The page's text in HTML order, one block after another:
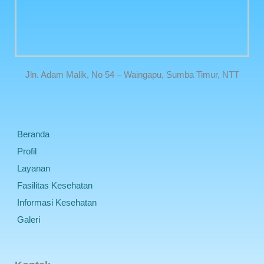
Jln. Adam Malik, No 54 – Waingapu, Sumba Timur, NTT
Beranda
Profil
Layanan
Fasilitas Kesehatan
Informasi Kesehatan
Galeri